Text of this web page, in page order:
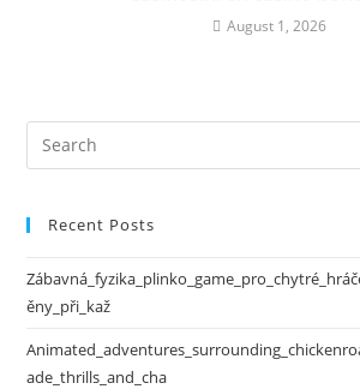
August 1, 2026
Recent Posts
ěny_při_kaž
ade_thrills_and_cha